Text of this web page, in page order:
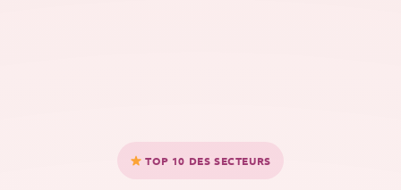
TOP 10 DES SECTEURS